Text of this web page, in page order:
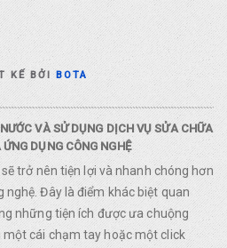
KẾ BỞIBOTA
VÀ SỬ DỤNG DỊCH VỤ SỬA CHỮA
DỤNG CÔNG NGHỆ
trở nên tiện lợi và nhanh chóng hơn
Đây là điểm khác biệt quan
những tiện ích được ưa chuộng
một cái chạm tay hoặc một click